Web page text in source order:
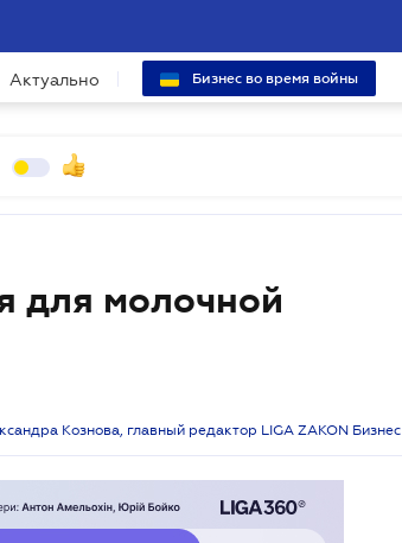
Актуально Бизнес во время войны
для молочной
Кознова, главный редактор LIGA ZAKON Бизнес